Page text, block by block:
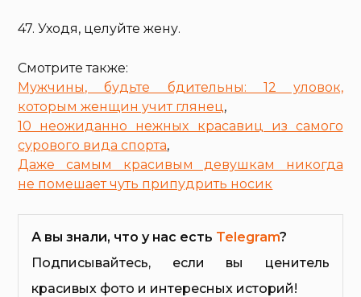
47. Уходя, целуйте жену.
Смотрите также:
Мужчины, будьте бдительны: 12 уловок,
которым женщин учит глянец ,
10 неожиданно нежных красавиц из самого
сурового вида спорта,
Даже самым красивым девушкам никогда
не помешает чуть припудрить носик
А вы знали, что у нас есть Telegram?
Подписывайтесь, если вы ценитель
красивых фото и интересных историй!